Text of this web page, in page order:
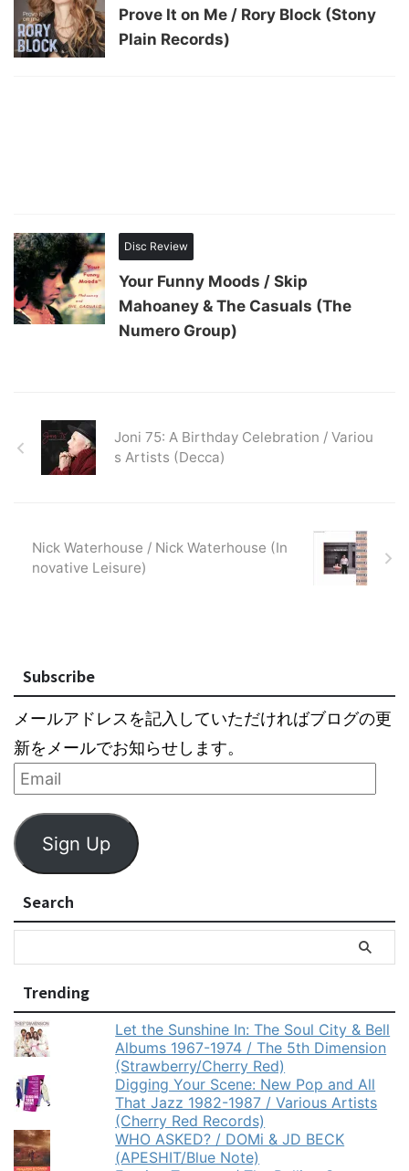
Prove It on Me / Rory Block (Stony
Plain Records)
Disc Review
Your Funny Moods / Skip
Mahoaney & The Casuals (The
Numero Group)
Joni 75: A Birthday Celebration / Variou
s Artists (Decca)
Nick Waterhouse / Nick Waterhouse (In
novative Leisure)
Subscribe
メールアドレスを記入していただければブログの更
新をメールでお知らせします。
Sign Up
Search
Trending
Let the Sunshine In: The Soul City & Bell
Albums 1967-1974 / The 5th Dimension
(Strawberry/Cherry Red)
Digging Your Scene: New Pop and All
That Jazz 1982-1987 / Various Artists
(Cherry Red Records)
WHO ASKED? / DOMi & JD BECK
(APESHIT/Blue Note)